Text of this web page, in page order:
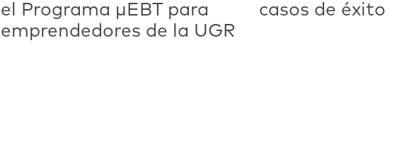
el Programa µEBT para
emprendedores de la UGR
casos de éxito